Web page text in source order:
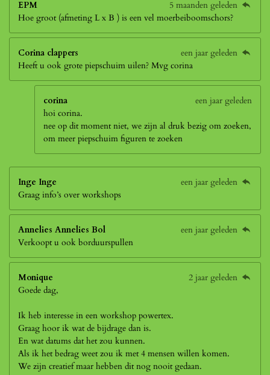
EPM
5 maanden geleden
Hoe groot (afmeting L x B ) is een vel moerbeiboomschors?
Corina clappers
een jaar geleden
Heeft u ook grote piepschuim uilen? Mvg corina
corina
een jaar geleden
hoi corina.
nee op dit moment niet, we zijn al druk bezig om zoeken,
om meer piepschuim figuren te zoeken
Inge Inge
een jaar geleden
Graag info’s over workshops
Annelies Annelies Bol
een jaar geleden
Verkoopt u ook borduurspullen
Monique
2 jaar geleden
Goede dag,
Ik heb interesse in een workshop powertex.
Graag hoor ik wat de bijdrage dan is.
En wat datums dat het zou kunnen.
Als ik het bedrag weet zou ik met 4 mensen willen komen.
We zijn creatief maar hebben dit nog nooit gedaan.